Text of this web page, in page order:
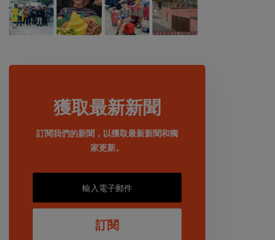
獲取最新新聞
訂閱我們的新聞，以獲取最新新聞和獨
家更新。
訂閱